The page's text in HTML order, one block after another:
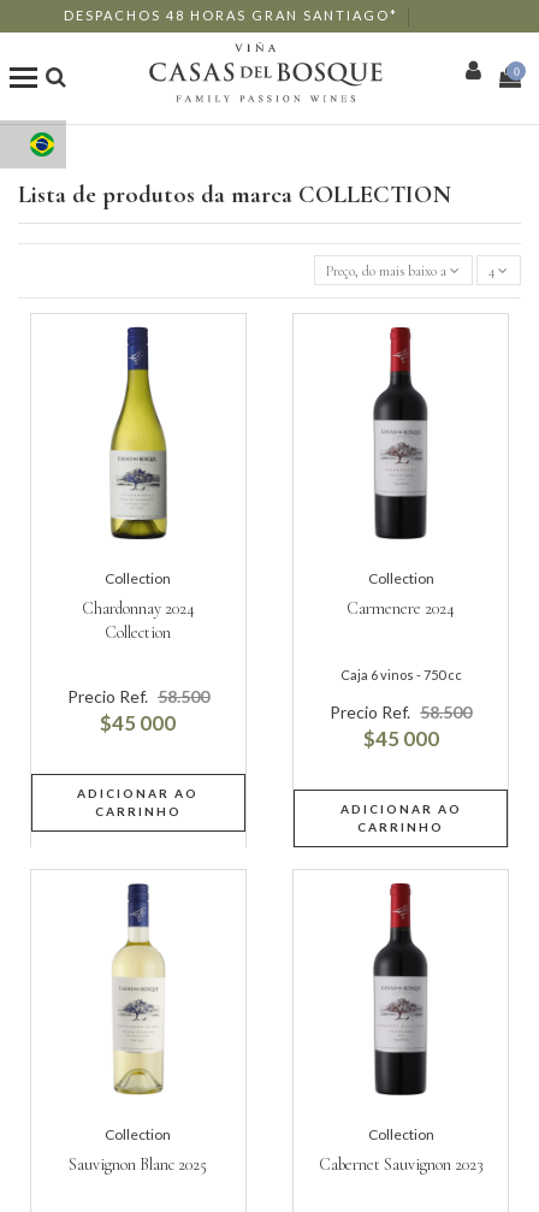
DESPACHOS 48 HORAS GRAN SANTIAGO*
Loja Online
Os Nossos Vinhos
Restaurantes
0
Lista de produtos da marca COLLECTION
Preço, do mais baixo ao mais alto
4
Collection
Chardonnay 2024
Collection
$45 000
Precio Ref. 58.500
ADICIONAR AO
CARRINHO
Collection
Carmenere 2024
$45 000
Precio Ref. 58.500
Caja 6 vinos - 750 cc
ADICIONAR AO
CARRINHO
Collection
Sauvignon Blanc 2025
Collection
Cabernet Sauvignon 2023